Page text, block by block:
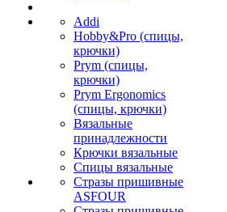
Addi
Hobby&Pro (спицы,
крючки)
Prym (спицы,
крючки)
Prym Ergonomics
(спицы, крючки)
Вязальные
принадлежности
Крючки вязальные
Спицы вязальные
Стразы пришивные
ASFOUR